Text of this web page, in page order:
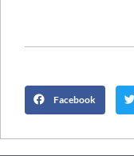
Facebook